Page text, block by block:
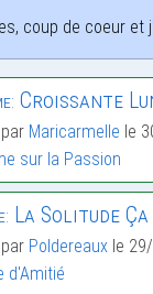
coup de coeur et
Croissante
Maricarmelle le
sur la Passion
La Solitude Ça
Poldereaux le
d'Amitié